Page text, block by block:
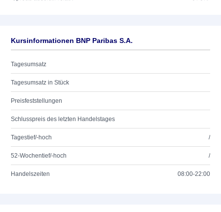
Kursinformationen BNP Paribas S.A.
Tagesumsatz
Tagesumsatz in Stück
Preisfeststellungen
Schlusspreis des letzten Handelstages
Tagestief/-hoch /
52-Wochentief/-hoch /
Handelszeiten 08:00-22:00